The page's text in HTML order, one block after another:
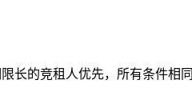
长的竞租人优先， 所有条件相同